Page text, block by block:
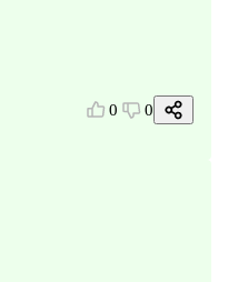
0 0